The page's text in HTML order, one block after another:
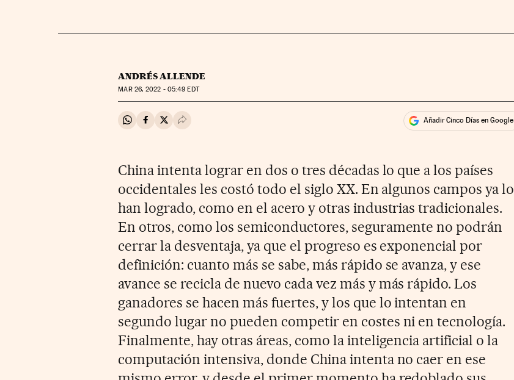
ANDRÉS ALLENDE
MAR26, 2022 - 05:49 EDT
Compartir en Whatsapp
Compartir en Facebook
Compartir en Twitter
Desplegar Redes Sociales Añadir Cinco Días en Google
China intenta lograr en dos o tres décadas lo que a los países
occidentales les costó todo el siglo XX. En algunos campos ya lo
han logrado, como en el acero y otras industrias tradicionales.
En otros, como los semiconductores, seguramente no podrán
cerrar la desventaja, ya que el progreso es exponencial por
definición: cuanto más se sabe, más rápido se avanza, y ese
avance se recicla de nuevo cada vez más y más rápido. Los
ganadores se hacen más fuertes, y los que lo intentan en
segundo lugar no pueden competir en costes ni en tecnología.
Finalmente, hay otras áreas, como la inteligencia artificial o la
computación intensiva, donde China intenta no caer en ese